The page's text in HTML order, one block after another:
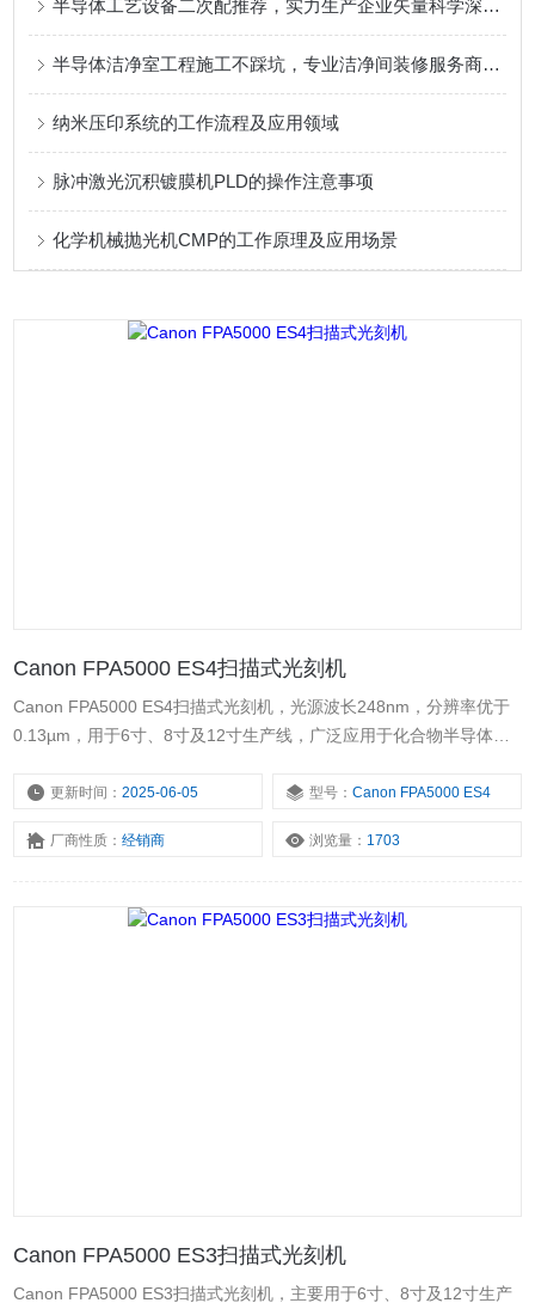
半导体工艺设备二次配推荐，实力生产企业矢量科学深度测评
半导体洁净室工程施工不踩坑，专业洁净间装修服务商推荐
纳米压印系统的工作流程及应用领域
脉冲激光沉积镀膜机PLD的操作注意事项
化学机械抛光机CMP的工作原理及应用场景
Canon FPA5000 ES4扫描式光刻机
Canon FPA5000 ES4扫描式光刻机，光源波长248nm，分辨率优于
0.13µm，用于6寸、8寸及12寸生产线，广泛应用于化合物半导体、
更新时间：2025-06-05 型号：Canon FPA5000 ES4
厂商性质：经销商 浏览量： 1703
Canon FPA5000 ES3扫描式光刻机
Canon FPA5000 ES3扫描式光刻机，主要用于6寸、8寸及12寸生产